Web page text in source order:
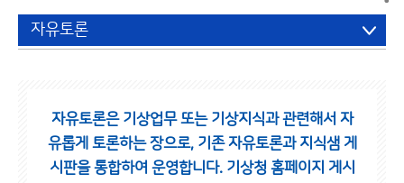
자유토론
자유토론은 기상업무 또는 기상지식과 관련해서 자
유롭게 토론하는 장으로, 기존 자유토론과 지식샘 게
시판을 통합하여 운영합니다. 기상청 홈페이지 게시